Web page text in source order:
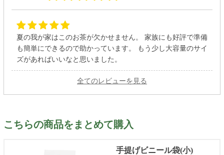
夏の我が家はこのお茶が欠かせません。 家族にも好評で準備
も簡単にできるので助かっています。 もう少し大容量のサイ
ズがあればいいなと思いました。
全てのレビューを見る
こちらの商品をまとめて購入
手提げビニール袋(小)